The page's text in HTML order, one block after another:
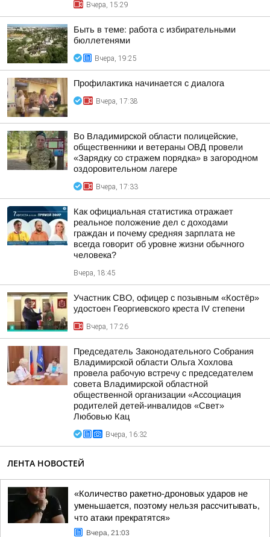
Вчера, 15:29
Быть в теме: работа с избирательными
бюллетенями
Вчера, 19:25
Профилактика начинается с диалога
Вчера, 17:38
Во Владимирской области полицейские,
общественники и ветераны ОВД провели
«Зарядку со стражем порядка» в загородном
оздоровительном лагере
Вчера, 17:33
Как официальная статистика отражает
реальное положение дел с доходами
граждан и почему средняя зарплата не
всегда говорит об уровне жизни обычного
человека?
Вчера, 18:45
Участник СВО, офицер с позывным «Костёр»
удостоен Георгиевского креста IV степени
Вчера, 17:26
Председатель Законодательного Собрания
Владимирской области Ольга Хохлова
провела рабочую встречу с председателем
совета Владимирской областной
общественной организации «Ассоциация
родителей детей-инвалидов «Свет»
Любовью Кац
Вчера, 16:32
ЛЕНТА НОВОСТЕЙ
«Количество ракетно-дроновых ударов не
уменьшается, поэтому нельзя рассчитывать,
что атаки прекратятся»
Вчера, 21:03